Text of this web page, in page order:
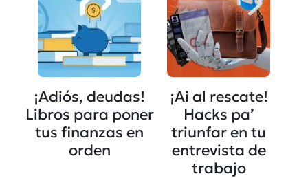
¡Adiós, deudas!
Libros para poner
tus finanzas en
orden
¡Ai al rescate!
Hacks pa’
triunfar en tu
entrevista de
trabajo